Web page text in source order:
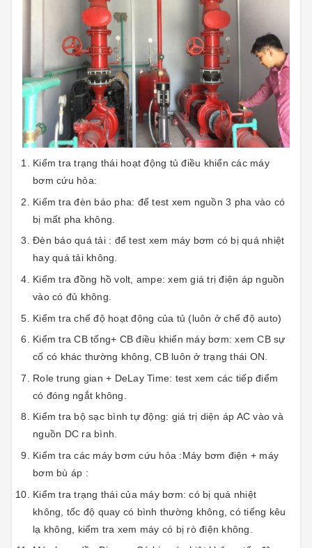
Kiểm tra trạng thái hoạt động tủ điều khiển các máy
bơm cứu hỏa:
Kiểm tra đèn báo pha: để test xem nguồn 3 pha vào có
bị mất pha không.
Đèn báo quá tải : để test xem máy bơm có bị quá nhiệt
hay quá tải không.
Kiểm tra đồng hồ volt, ampe: xem giá trị điện áp nguồn
vào có đủ không.
Kiểm tra chế độ hoạt động của tủ (luôn ở chế độ auto)
Kiểm tra CB tổng+ CB điều khiển máy bơm: xem CB sự
cố có khác thường không, CB luôn ở trạng thái ON.
Role trung gian + DeLay Time: test xem các tiếp điểm
có đóng ngắt không.
Kiểm tra bộ sạc bình tự động: giá trị diện áp AC vào và
nguồn DC ra bình.
Kiểm tra các máy bơm cứu hỏa :Máy bơm điện + máy
bơm bù áp :
Kiểm tra trạng thái của máy bơm: có bị quá nhiệt
không, tốc độ quay có bình thường không, có tiếng kêu
lạ không, kiểm tra xem máy có bị rò điện không.